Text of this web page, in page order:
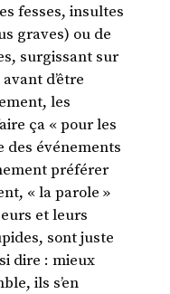
fesses, insultes
graves) ou de
surgissant sur
d’être
les
ça « pour les
des événements
préférer
« la parole »
et leurs
sont juste
dire : mieux
ils s’en